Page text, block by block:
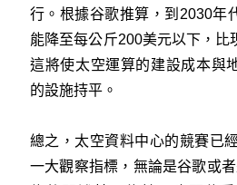
行。根據谷歌推算，到2030年
能降至每公斤200美元以下，比
這將使太空運算的建設成本與
的設施持平。
總之，太空資料中心的競賽已
一大觀察指標，無論是谷歌或